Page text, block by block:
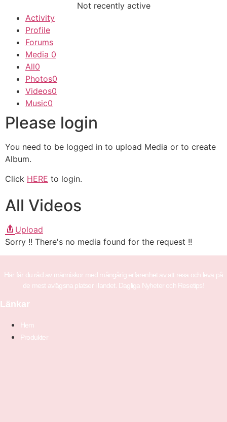
Not recently active
Activity
Profile
Forums
Media 0
All0
Photos0
Videos0
Music0
Please login
You need to be logged in to upload Media or to create
Album.
Click HERE to login.
All Videos
Upload
Sorry !! There's no media found for the request !!
Här får du råd av människor med mångårig erfarenhet av att resa och leva på
de mest avlägsna platser i landet. Dagliga Nyheter och Resetips!
Länkar
Hem
Produkter